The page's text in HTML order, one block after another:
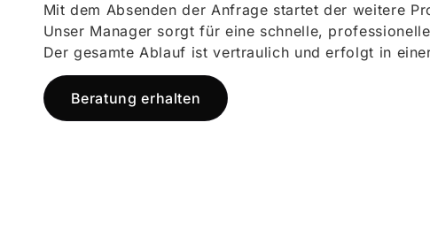
Mit dem Absenden der Anfrage startet der weitere
Unser Manager sorgt für eine schnelle,
Der gesamte Ablauf ist vertraulich und erfolgt in
Beratung erhalten